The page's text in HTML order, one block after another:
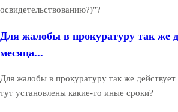
освидетельствованию?)"?
Для жалобы в прокуратуру так же
месяца...
Для жалобы в прокуратуру так же
тут установлены какие-то иные сроки?